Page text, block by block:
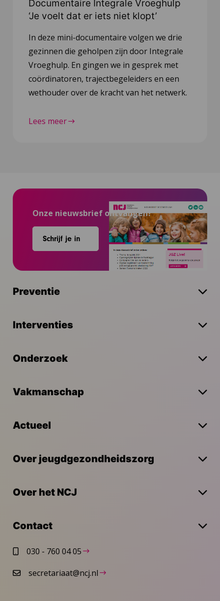
Documentaire Integrale Vroeghulp
‘Je voelt dat er iets niet klopt’
In deze mini-documentaire volgen we drie
gezinnen die geholpen zijn door Integrale
Vroeghulp. En gingen we in gesprek met
coördinatoren, trajectbegeleiders en een
wethouder over de kracht van het netwerk.
Lees meer
Onze nieuwsbrief ontvangen?
Schrijf je in
Preventie
Interventies
Onderzoek
Vakmanschap
Actueel
Over jeugdgezondheidszorg
Over het NCJ
Contact
030 - 760 04 05
secretariaat@ncj.nl